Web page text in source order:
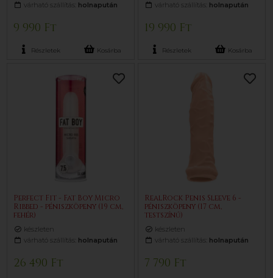
várható szállítás: holnapután
9 990 Ft
Részletek Kosárba
várható szállítás: holnapután
19 990 Ft
Részletek Kosárba
Perfect Fit - Fat Boy Micro
Ribbed - péniszköpeny (19 cm,
fehér)
készleten
várható szállítás: holnapután
26 490 Ft
RealRock Penis Sleeve 6 -
péniszköpeny (17 cm,
testszínű)
készleten
várható szállítás: holnapután
7 790 Ft